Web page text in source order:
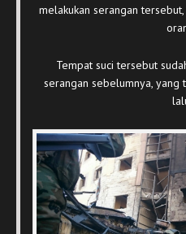
melakukan serangan
Tempat suci tersebut
serangan sebelumnya, yang